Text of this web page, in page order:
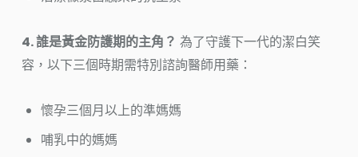
4. 誰是黃金防護期的主角？ 為了守護下一代的潔白笑
容，以下三個時期需特別諮詢醫師用藥：
懷孕三個月以上的準媽媽
哺乳中的媽媽